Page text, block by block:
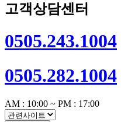
고객상담센터
0505.243.1004
0505.282.1004
AM : 10:00 ~ PM : 17:00